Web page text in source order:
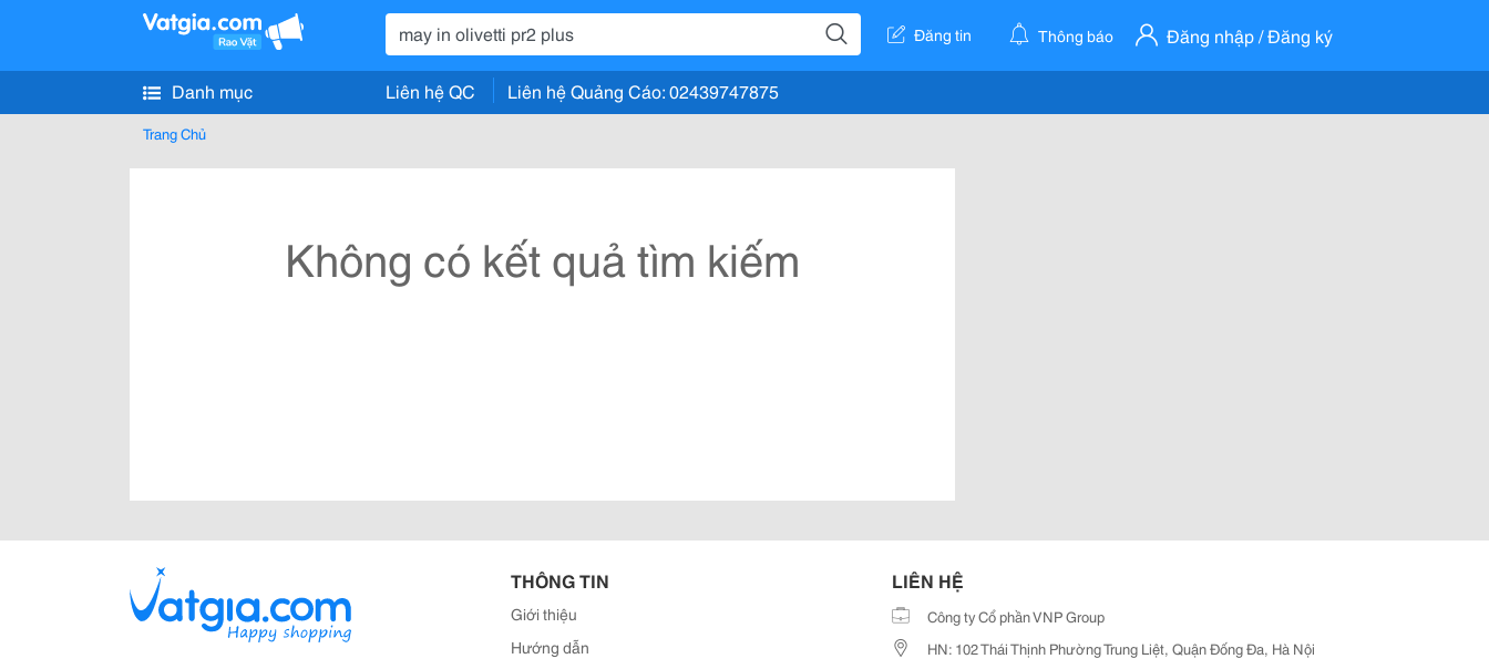
Đăng tin Thông báo Đăng nhập / Đăng ký
Danh mục Liên hệ QC Liên hệ Quảng Cáo: 02439747875
Trang Chủ
Không có kết quả tìm kiếm
THÔNG TIN
Giới thiệu
Hướng dẫn
LIÊN HỆ
Công ty Cổ phần VNP Group
HN: 102 Thái Thịnh Phường Trung Liệt, Quận Đống Đa, Hà Nội